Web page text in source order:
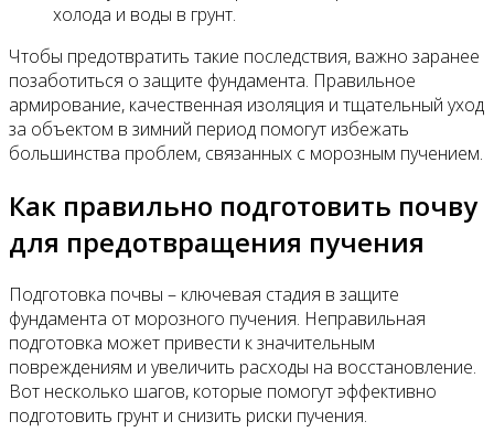
холода и воды в грунт.
Чтобы предотвратить такие последствия, важно заранее
позаботиться о защите фундамента. Правильное
армирование, качественная изоляция и тщательный уход
за объектом в зимний период помогут избежать
большинства проблем, связанных с морозным пучением.
Как правильно подготовить почву
для предотвращения пучения
Подготовка почвы – ключевая стадия в защите
фундамента от морозного пучения. Неправильная
подготовка может привести к значительным
повреждениям и увеличить расходы на восстановление.
Вот несколько шагов, которые помогут эффективно
подготовить грунт и снизить риски пучения.